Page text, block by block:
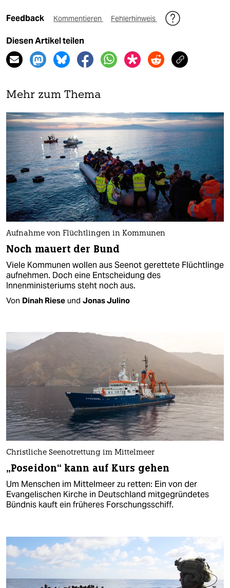
Feedback Kommentieren Fehlerhinweis
Diesen Artikel teilen
Mehr zum Thema
Aufnahme von Flüchtlingen in Kommunen
Noch mauert der Bund
Viele Kommunen wollen aus Seenot gerettete Flüchtlinge
aufnehmen. Doch eine Entscheidung des
Innenministeriums steht noch aus.
Von Dinah Riese und Jonas Julino
Christliche Seenotrettung im Mittelmeer
„Poseidon“ kann auf Kurs gehen
Um Menschen im Mittelmeer zu retten: Ein von der
Evangelischen Kirche in Deutschland mitgegründetes
Bündnis kauft ein früheres Forschungsschiff.